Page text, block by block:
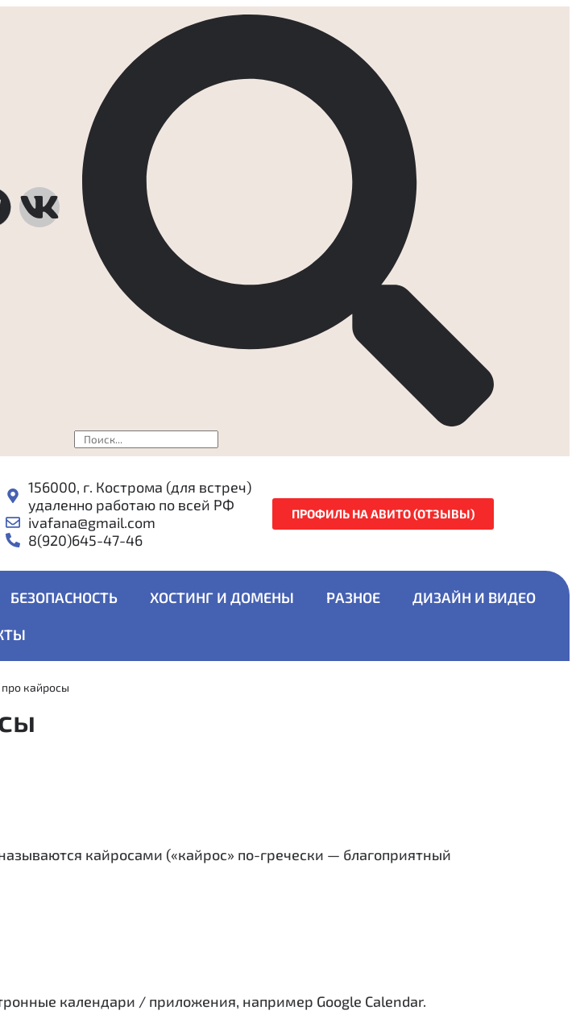
156000, г. Кострома (для встреч)
удаленно работаю по всей РФ
ivafana@gmail.com
8(920)645-47-46
ПРОФИЛЬ НА АВИТО (ОТЗЫВЫ)
БЕЗОПАСНОСТЬ ХОСТИНГ И ДОМЕНЫ РАЗНОЕ ДИЗАЙН И ВИДЕО
кайросы
кайросами («кайрос» по-гречески — благоприятный
календари / приложения, например Google Calendar.